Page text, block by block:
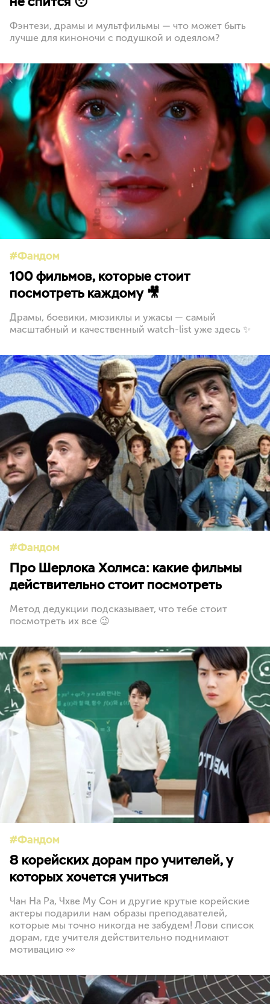
Фэнтези, драмы и мультфильмы — что может быть
лучше для киноночи с подушкой и одеялом?
Фандом
100 фильмов, которые стоит
посмотреть каждому 🎥
Драмы, боевики, мюзиклы и ужасы — самый
масштабный и качественный watch-list уже здесь ✨
Фандом
Про Шерлока Холмса: какие фильмы
действительно стоит посмотреть
Метод дедукции подсказывает, что тебе стоит
посмотреть их все 😉
Фандом
8 корейских дорам про учителей, у
которых хочется учиться
Чан На Ра, Чхве Му Сон и другие крутые корейские
актеры подарили нам образы преподавателей,
которые мы точно никогда не забудем! Лови список
дорам, где учителя действительно поднимают
мотивацию 👀